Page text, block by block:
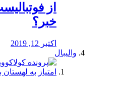
از
خبر؟
اکتبر 12, 2019
والیبال